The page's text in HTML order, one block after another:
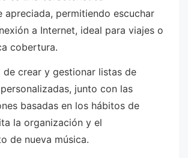
apreciada, permitiendo escuchar
a Internet, ideal para viajes o
cobertura.
de crear y gestionar listas de
junto con las
basadas en los hábitos de
la organización y el
de nueva música.